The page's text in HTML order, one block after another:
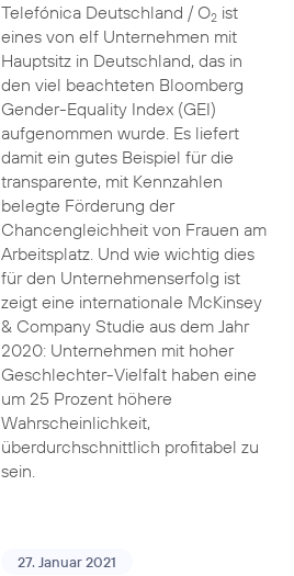
Telefónica Deutschland / O2ist
eines von elf Unternehmen mit
Hauptsitz in Deutschland, das in
den viel beachteten Bloomberg
Gender-Equality Index (GEI)
aufgenommen wurde. Es liefert
damit ein gutes Beispiel für die
transparente, mit Kennzahlen
belegte Förderung der
Chancengleichheit von Frauen am
Arbeitsplatz. Und wie wichtig dies
für den Unternehmenserfolg ist
zeigt eine internationale McKinsey
& Company Studie aus dem Jahr
2020: Unternehmen mit hoher
Geschlechter-Vielfalt haben eine
um 25 Prozent höhere
Wahrscheinlichkeit,
überdurchschnittlich profitabel zu
sein.
27. Januar 2021